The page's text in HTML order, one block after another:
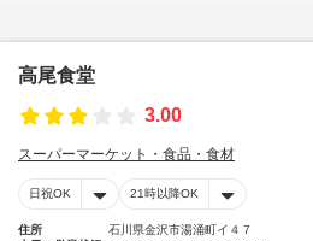
高尾食堂
3.00
スーパーマーケット・食品・食材
日祝OK 21時以降OK
住所
石川県金沢市湯涌町イ４７